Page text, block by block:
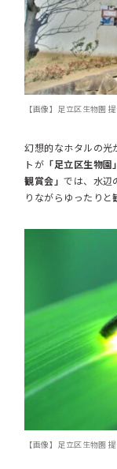
【画像】足立区生物園
幻想的なホタルの
トが 「足立区生物園」
観賞会」では、水辺
りながらゆったりと
【画像】足立区生物園